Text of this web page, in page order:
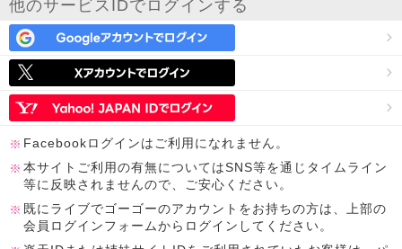
他のサービスIDでログインする
Facebookログインはご利用になれません。
本サイトご利用の有無についてはSNS等を通じタイムライン
等に反映されませんので、ご安心ください。
既にライブでゴーゴーのアカウントをお持ちの方は、上部の
会員ログインフォームからログインしてください。